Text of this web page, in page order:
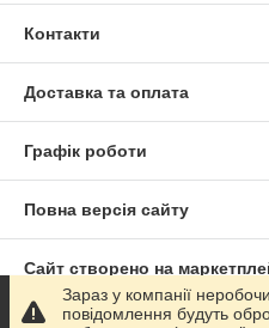
Контакти
Доставка та оплата
Графік роботи
Повна версія сайту
Сайт створено на
Зараз у компанії
повідомлення будуть